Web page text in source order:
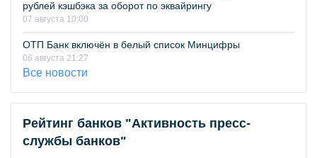
рублей кэшбэка за оборот по эквайрингу
07 августа 10:00
ОТП Банк включён в белый список Минцифры
06 августа 21:27
Все новости
Рейтинг банков "Активность пресс-
службы банков"